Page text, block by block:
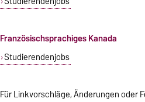
Französischsprachiges Kanada
Studierendenjobs
Für Linkvorschläge, Änderungen oder